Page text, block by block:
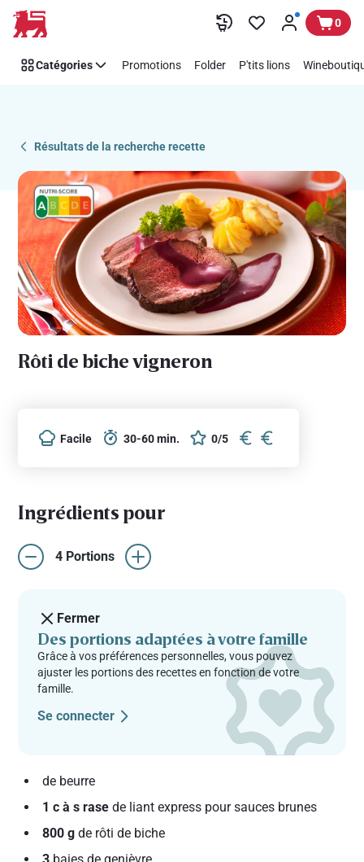
Passer
Recipe
Details
0
Catégories Promotions Folder P'tits lions
Résultats de la recherche recette
Rôti de biche vigneron
Facile 30-60 min. 0/5
Ingrédients pour
4 Portions
Fermer
Des portions adaptées à votre famille
Grâce à vos préférences personnelles, vous pouvez
ajuster les portions des recettes en fonction de votre
famille.
Se connecter
de beurre
1 c à s rase de liant express pour sauces brunes
800 g de rôti de biche
3 baies de genièvre